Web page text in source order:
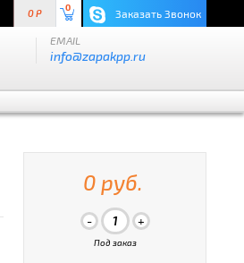
0 P
0 Заказать Звонок
EMAIL
info@zapakpp.ru
0 руб.
Под заказ